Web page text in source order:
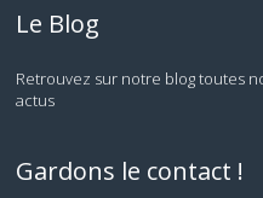
Le Blog
Retrouvez sur notre blog toutes
actus
Gardons le contact !